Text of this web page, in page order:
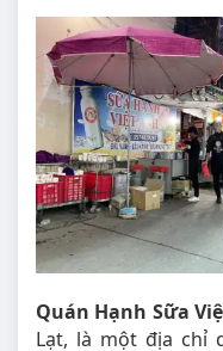
Quán Hạnh Sữa
Lạt, là một địa chỉ